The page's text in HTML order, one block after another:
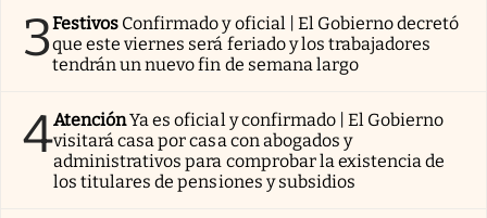
3Festivos Confirmado y oficial | El Gobierno decretó
que este viernes será feriado y los trabajadores
tendrán un nuevo fin de semana largo
4AtenciónYa es oficial y confirmado | El Gobierno
visitará casa por casa con abogados y
administrativos para comprobar la existencia de
los titulares de pensiones y subsidios